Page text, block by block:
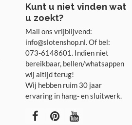
Kunt u niet vinden wat
u zoekt?
Mail ons vrijblijvend:
info@slotenshop.nl. Of bel:
073-6148601. Indien niet
bereikbaar, bellen/whatsappen
wij altijd terug!
Wij hebben ruim 30 jaar
ervaring in hang- en sluitwerk.